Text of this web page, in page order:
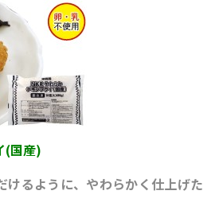
(国産)
けるように、やわらかく仕上げた